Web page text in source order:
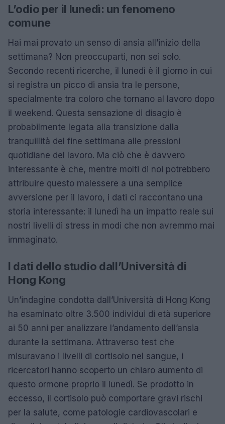
L’odio per il lunedì: un fenomeno
comune
Hai mai provato un senso di ansia all’inizio della
settimana? Non preoccuparti, non sei solo.
Secondo recenti ricerche, il lunedì è il giorno in cui
si registra un picco di ansia tra le persone,
specialmente tra coloro che tornano al lavoro dopo
il weekend. Questa sensazione di disagio è
probabilmente legata alla transizione dalla
tranquillità del fine settimana alle pressioni
quotidiane del lavoro. Ma ciò che è davvero
interessante è che, mentre molti di noi potrebbero
attribuire questo malessere a una semplice
avversione per il lavoro, i dati ci raccontano una
storia interessante: il lunedì ha un impatto reale sui
nostri livelli di stress in modi che non avremmo mai
immaginato.
I dati dello studio dall’Università di
Hong Kong
Un’indagine condotta dall’Università di Hong Kong
ha esaminato oltre 3.500 individui di età superiore
ai 50 anni per analizzare l’andamento dell’ansia
durante la settimana. Attraverso test che
misuravano i livelli di cortisolo nel sangue, i
ricercatori hanno scoperto un chiaro aumento di
questo ormone proprio il lunedì. Se prodotto in
eccesso, il cortisolo può comportare gravi rischi
per la salute, come patologie cardiovascolari e